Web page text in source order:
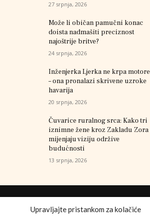
Upravljajte pristankom za kolačiće
27 srpnja, 2026
Može li običan pamučni konac
doista nadmašiti preciznost
najoštrije britve?
24 srpnja, 2026
Inženjerka Ljerka ne krpa motore
– ona pronalazi skrivene uzroke
havarija
20 srpnja, 2026
Čuvarice ruralnog srca: Kako tri
iznimne žene kroz Zakladu Zora
mijenjaju viziju održive
budućnosti
13 srpnja, 2026